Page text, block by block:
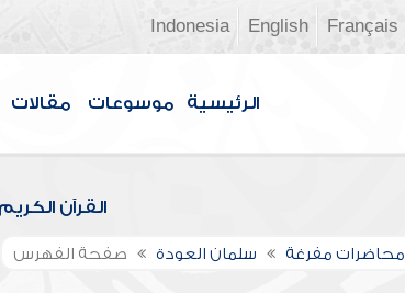
Français
English
Indonesia
الرئيسية موسوعات مقالات
القرآن الكريم
محاضرات مفرغة سلمان العودة صفحة الفهرس